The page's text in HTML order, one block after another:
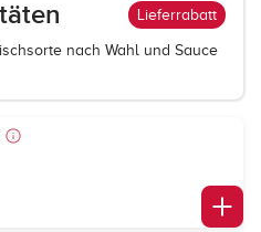
Lieferrabatt
nach Wahl und Sauce